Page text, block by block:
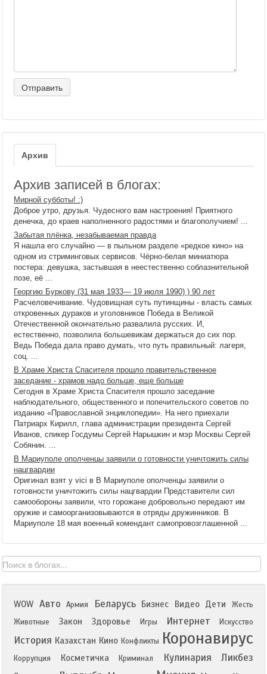
Архив
Архив записей в блогах:
Мирной субботы! :)
Доброе утро, друзья. Чудесного вам настроения! Приятного
денечка, до краев наполненного радостями и благополучием! ...
Забытая плёнка, незабываемая правда
Я нашла его случайно — в пыльном разделе «редкое кино» на
одном из стриминговых сервисов. Чёрно-белая миниатюра
постера: девушка, застывшая в неестественно соблазнительной
позе, её ...
Георгию Буркову (31 мая 1933— 19 июля 1990) ) 90 лет
Расчеловечивание. Чудовищная суть путинщины - власть самых
откровенных дураков и уголовников Победа в Великой
Отечественной окончательно развалила русских. И,
естественно, позволила большевикам держаться до сих пор.
Ведь Победа дала право думать, что путь правильный: лагеря,
соц. ...
В Храме Христа Спасителя прошло правительственное
заседание - храмов надо больше, еще больше
Сегодня в Храме Христа Спасителя прошло заседание
наблюдательного, общественного и попечительского советов по
изданию «Православной энциклопедии». На него приехали
Патриарх Кирилл, глава администрации президента Сергей
Иванов, спикер Госдумы Сергей Нарышкин и мэр Москвы Сергей
Собянин. ...
В Мариуполе ополченцы заявили о готовности уничтожить силы
нацгвардии
Оригинал взят у vici в В Мариуполе ополченцы заявили о
готовности уничтожить силы нацгвардии Представители сил
самообороны заявили, что горожане добровольно передают им
оружие и самоорганизовываются в отряды дружинников. В
Мариуполе 18 мая военный комендант самопровозглашенной ...
WOW Авто Армия Беларусь Бизнес Видео Дети
Жесть
Животные
Закон Здоровье Игры Интернет Искусство
История Казахстан Кино Конфликты Коронавирус
Коррупция Косметичка Криминал Кулинария Ликбез